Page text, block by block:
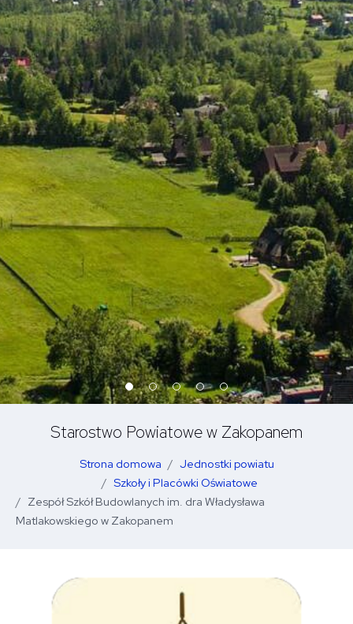
Starostwo Powiatowe w Zakopanem
Strona domowa
Jednostki powiatu
Szkoły i Placówki Oświatowe
Zespół Szkół Budowlanych im. dra Władysława
Matlakowskiego w Zakopanem